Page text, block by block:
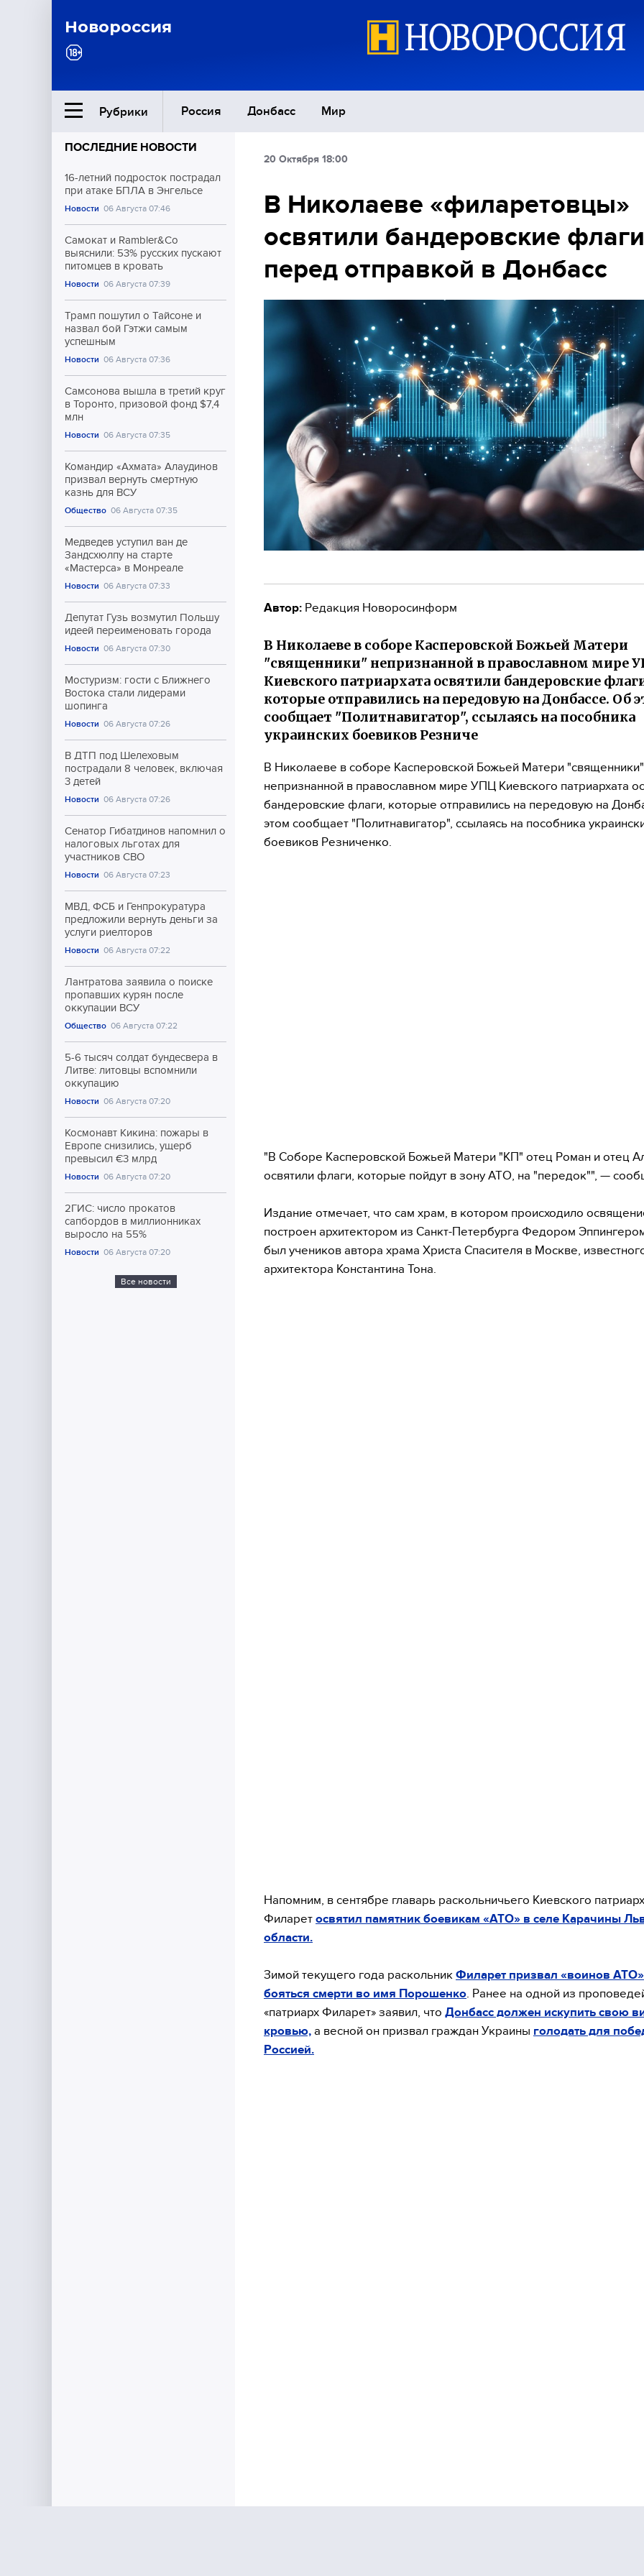
Новороссия
Рубрики Россия Донбасс Мир
Ближний Восток
Общество
Экономика
Культура
ПОСЛЕДНИЕ НОВОСТИ
16-летний подросток пострадал
при атаке БПЛА в Энгельсе
Новости 06 Августа 07:46
Самокат и Rambler&Co
выяснили: 53% русских пускают
питомцев в кровать
Новости 06 Августа 07:39
Трамп пошутил о Тайсоне и
назвал бой Гэтжи самым
успешным
Новости 06 Августа 07:36
Самсонова вышла в третий круг
в Торонто, призовой фонд $7,4
млн
Новости 06 Августа 07:35
Командир «Ахмата» Алаудинов
призвал вернуть смертную
казнь для ВСУ
Общество 06 Августа 07:35
Медведев уступил ван де
Зандсхюлпу на старте
«Мастерса» в Монреале
Новости 06 Августа 07:33
Депутат Гузь возмутил Польшу
идеей переименовать города
Новости 06 Августа 07:30
Мостуризм: гости с Ближнего
Востока стали лидерами
шопинга
Новости 06 Августа 07:26
В ДТП под Шелеховым
пострадали 8 человек, включая
3 детей
Новости 06 Августа 07:26
Сенатор Гибатдинов напомнил о
налоговых льготах для
участников СВО
Новости 06 Августа 07:23
МВД, ФСБ и Генпрокуратура
предложили вернуть деньги за
услуги риелторов
Новости 06 Августа 07:22
Лантратова заявила о поиске
пропавших курян после
оккупации ВСУ
Общество 06 Августа 07:22
5-6 тысяч солдат бундесвера в
Литве: литовцы вспомнили
оккупацию
Новости 06 Августа 07:20
Космонавт Кикина: пожары в
Европе снизились, ущерб
превысил €3 млрд
Новости 06 Августа 07:20
2ГИС: число прокатов
сапбордов в миллионниках
выросло на 55%
Новости 06 Августа 07:20
Все новости
20 Октября 18:00
В Николаеве «филаретовцы»
освятили бандеровские флаги
перед отправкой в Донбасс
Автор: Редакция Новоросинформ
В Николаеве в соборе Касперовской Божьей Матери
"священники" непризнанной в православном мире
Киевского патриархата освятили бандеровские
которые отправились на передовую на Донбассе. Об
сообщает "Политнавигатор", ссылаясь на пособника
украинских боевиков Резниче
В Николаеве в соборе Касперовской Божьей Матери "священники"
непризнанной в православном мире УПЦ Киевского патриархата
бандеровские флаги, которые отправились на передовую на
этом сообщает "Политнавигатор", ссылаясь на пособника
боевиков Резниченко.
"В Соборе Касперовской Божьей Матери "КП" отец Роман и отец
освятили флаги, которые пойдут в зону АТО, на "передок"", —
Издание отмечает, что сам храм, в котором происходило
построен архитектором из Санкт-Петербурга Федором
был учеников автора храма Христа Спасителя в Москве,
архитектора Константина Тона.
Напомним, в сентябре главарь раскольничьего Киевского
Филарет освятил памятник боевикам «АТО» в селе Карачины
области.
Зимой текущего года раскольник Филарет призвал «воинов
бояться смерти во имя Порошенко . Ранее на одной из
«патриарх Филарет» заявил, что Донбасс должен искупить свою
кровью, а весной он призвал граждан Украины голодать для
Россией.